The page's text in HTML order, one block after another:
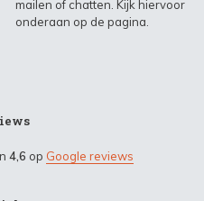
mailen of chatten. Kijk hiervoor
onderaan op de pagina.
4,6 op Google reviews